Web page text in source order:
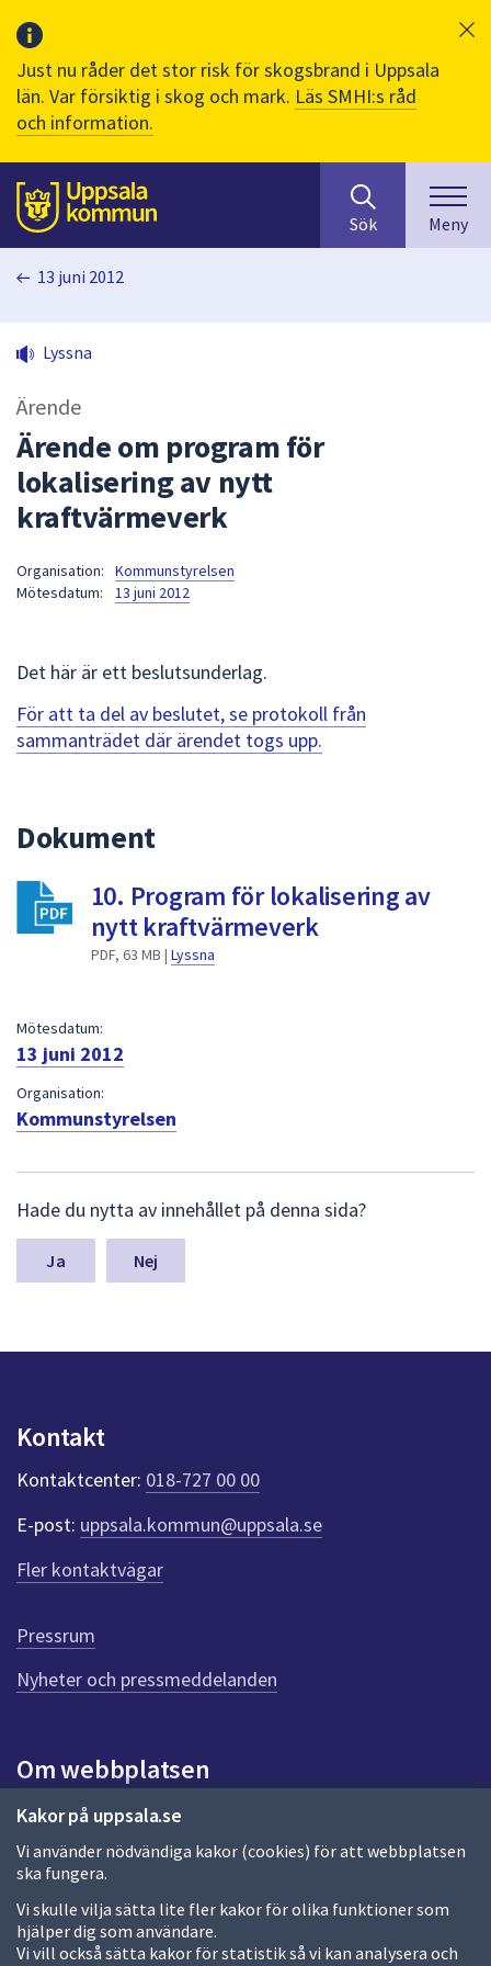
Just nu råder det stor risk för skogsbrand i Uppsala
län. Var försiktig i skog och mark. Läs SMHI:s råd
och information.
Till sidans
huvudinnehåll
efter
innehåll
på
sökfältet
kommer
att
navigera
mellan
att
välja
Sök Meny
Kakor på uppsala.se
Vi använder nödvändiga kakor (cookies) för att webbplatsen
ska fungera.
Vi skulle vilja sätta lite fler kakor för olika funktioner som
hjälper dig som användare.
Vi vill också sätta kakor för statistik så vi kan analysera och
13 juni 2012
Lyssna
Ärende
Ärende om program för
lokalisering av nytt
kraftvärmeverk
Organisation:
Kommunstyrelsen
Mötesdatum:
13 juni 2012
Det här är ett beslutsunderlag.
För att ta del av beslutet, se protokoll från
sammanträdet där ärendet togs upp.
Dokument
10. Program för lokalisering av
nytt kraftvärmeverk
PDF, 63 MB | Lyssna
Mötesdatum:
13 juni 2012
Organisation:
Kommunstyrelsen
ä
m
a
n
k
t
e
r
f
ö
r
e
n
n
a
d
a
Hade du nytta av innehållet på denna sida?
Nej
Kontakt
Kontaktcenter: 018-727 00 00
E-post: uppsala.kommun@uppsala.se
Fler kontaktvägar
Pressrum
Nyheter och pressmeddelanden
Om webbplatsen
Om webbplatsen
Allmänna handlingar och diarium
Behandling av personuppgifter
Kakor